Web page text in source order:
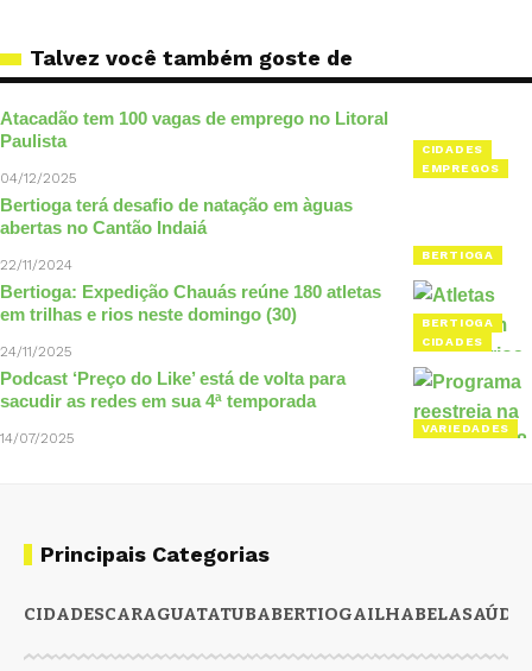
Talvez você também goste de
CIDADES
EMPREGOS
Atacadão tem 100 vagas de emprego no Litoral
Paulista
04/12/2025
BERTIOGA
Bertioga terá desafio de natação em àguas
abertas no Cantão Indaiá
22/11/2024
BERTIOGA
CIDADES
Bertioga: Expedição Chauás reúne 180 atletas
em trilhas e rios neste domingo (30)
24/11/2025
VARIEDADES
Podcast ‘Preço do Like’ está de volta para
sacudir as redes em sua 4ª temporada
14/07/2025
Principais Categorias
CIDADESCARAGUATATUBABERTIOGAILHABELASAÚDE